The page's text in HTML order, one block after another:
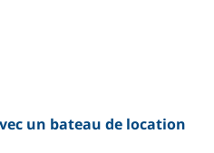
un bateau de location